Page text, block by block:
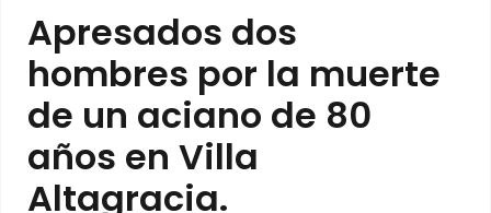
Apresados dos
hombres por la muerte
de un aciano de 80
años en Villa
Altagracia.